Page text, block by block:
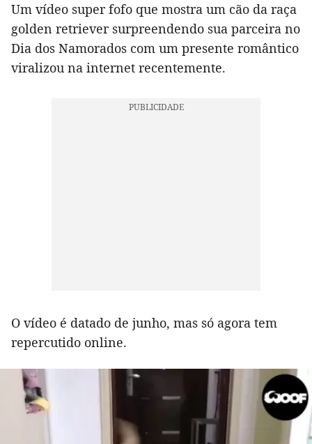
Um vídeo super fofo que mostra um cão da raça
golden retriever surpreendendo sua parceira no
Dia dos Namorados com um presente romântico
viralizou na internet recentemente.
O vídeo é datado de junho, mas só agora tem
repercutido online.